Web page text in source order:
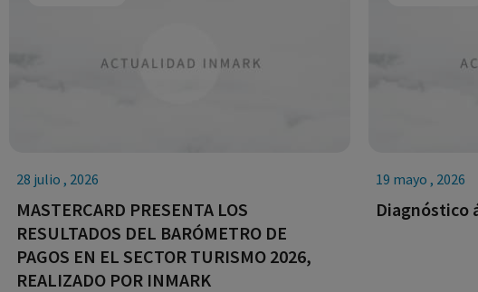
28 julio , 2026
MASTERCARD PRESENTA LOS
RESULTADOS DEL BARÓMETRO DE
PAGOS EN EL SECTOR TURISMO 2026,
REALIZADO POR INMARK
19 mayo , 2026
Diagnóstico